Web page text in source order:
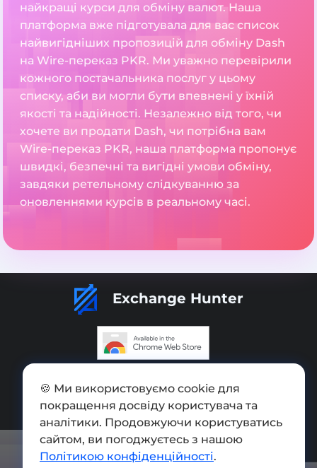
найкращі курси для обміну валют. Наша
платформа вже підготувала для вас список
найвигідніших пропозицій для обміну Dash
на Wire-переказ PKR. Ми уважно перевірили
кожного постачальника послуг у цьому
списку, аби ви могли бути впевнені у їхній
якості та надійності. Незалежно від того, чи
хочете ви продати Dash, чи потрібна вам
Wire-переказ PKR, наша платформа пропонує
швидкі, безпечні та вигідні умови обміну,
завдяки ретельному слідкуванню за
оновленнями курсів в реальному часі.
Exchange Hunter
Мапа сайту
Press kit
Умови використання
🍪 Ми використовуємо cookie для
покращення досвіду користувача та
аналітики. Продовжуючи користуватись
сайтом, ви погоджуєтесь з нашою
Політикою конфіденційності.